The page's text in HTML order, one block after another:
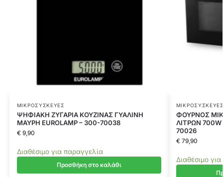
ΜΙΚΡΟΣΥΣΚΕΥΈΣ
ΨΗΦΙΑΚΗ ΖΥΓΑΡΙΑ ΚΟΥΖΙΝΑΣ ΓΥΑΛΙΝΗ
ΜΑΥΡΗ EUROLAMP – 300-70038
€9,90
Διαθέσιμο για παραγγελία
Προσθήκη στο καλάθι
ΦΟΥΡΝΟΣ
ΛΙΤΡΩΝ 700W
70026
€79,90
Διαθέσιμο